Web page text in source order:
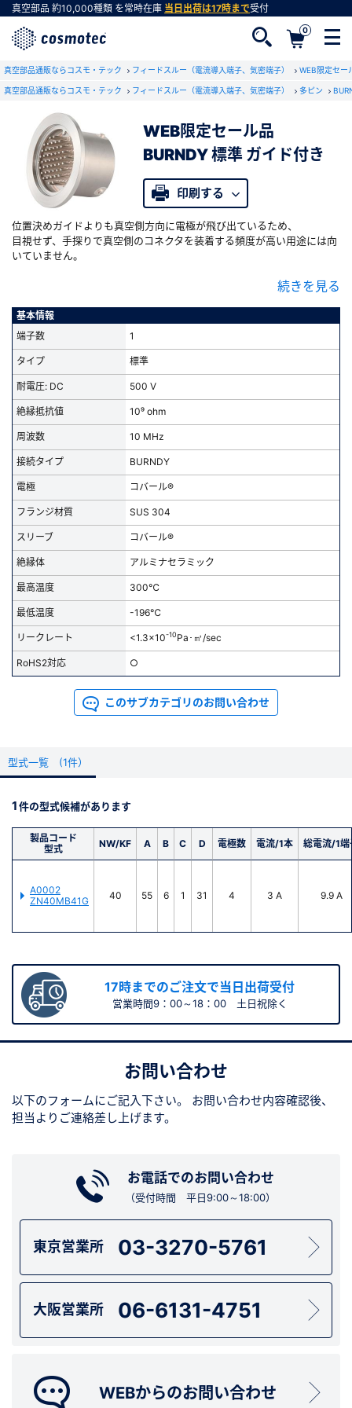
真空部品 約10,000種類 を常時在庫 当日出荷は17時まで受付
0
真空部品通販ならコスモ・テック フィードスルー（電流導入端子、気密端子） WEB限定セー
真空部品通販ならコスモ・テック フィードスルー（電流導入端子、気密端子） 多ピン
WEB限定セール品
BURNDY 標準 ガイド付き
印刷する
位置決めガイドよりも真空側方向に電極が飛び出ているため、
目視せず、手探りで真空側のコネクタを装着する頻度が高い用途には向
いていません。
真空用インサートや大気側プラグ等は、通常通りご使用いただけます。
続きを見る
基本情報
端子数
1
タイプ 標準
耐電圧: DC 500 V
絶縁抵抗値 10⁹ ohm
周波数 10 MHz
接続タイプ BURNDY
電極 コバール®
フランジ材質 SUS 304
スリーブ コバール®
絶縁体 アルミナセラミック
最高温度 300℃
最低温度 -196℃
リークレート <1.3x10-10Pa･㎥/sec
RoHS2対応 ○
このサブカテゴリのお問い合わせ
型式一覧 (1件）
1件の型式候補があります
製品コード
型式
NW/KF A B C D 電極数 電流/1本 総電流/1端
A0002
ZN40MB41G
40 55 6 1 31 4 3 A 9.9 A
17時までのご注文で当日出荷受付
営業時間9：00～18：00 土日祝除く
お問い合わせ
以下のフォームにご記入下さい。
お問い合わせ内容確認後、
担当よりご連絡差し上げます。
お電話でのお問い合わせ
（受付時間 平日9:00～18:00）
東京営業所 03-3270-5761
大阪営業所 06-6131-4751
WEBからのお問い合わせ
会員登録がお済みでない方
会員登録をすれば、便利な機能がご利用いただけ
ます。
新規会員登録（無料）
※新規会員登録をお申し込み頂いてから本登録となるまで、数日間かかる場合
があります。また当社の判断によりお断りする場合があります。
会員の方はこちら
ログイン
※パスワードをお忘れの方は、パスワード再発行ページ
い